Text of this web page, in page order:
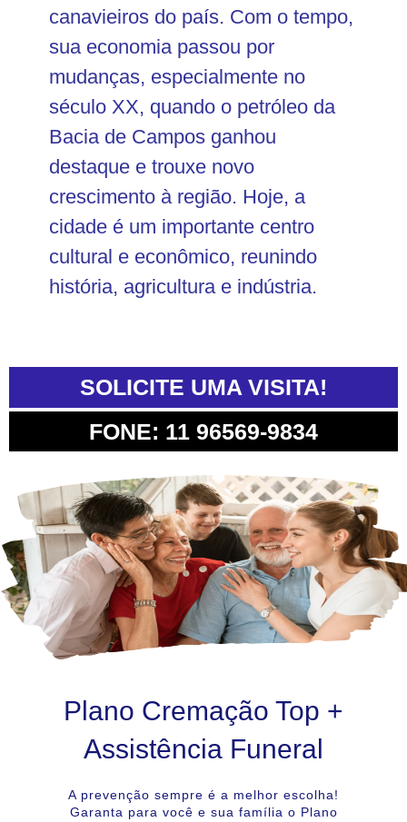
canavieiros do país. Com o tempo,
sua economia passou por
mudanças, especialmente no
século XX, quando o petróleo da
Bacia de Campos ganhou
destaque e trouxe novo
crescimento à região. Hoje, a
cidade é um importante centro
cultural e econômico, reunindo
história, agricultura e indústria.
SOLICITE UMA VISITA!
FONE: 11 96569-9834
Plano Cremação Top +
Assistência Funeral
A prevenção sempre é a melhor escolha!
Garanta para você e sua família o Plano